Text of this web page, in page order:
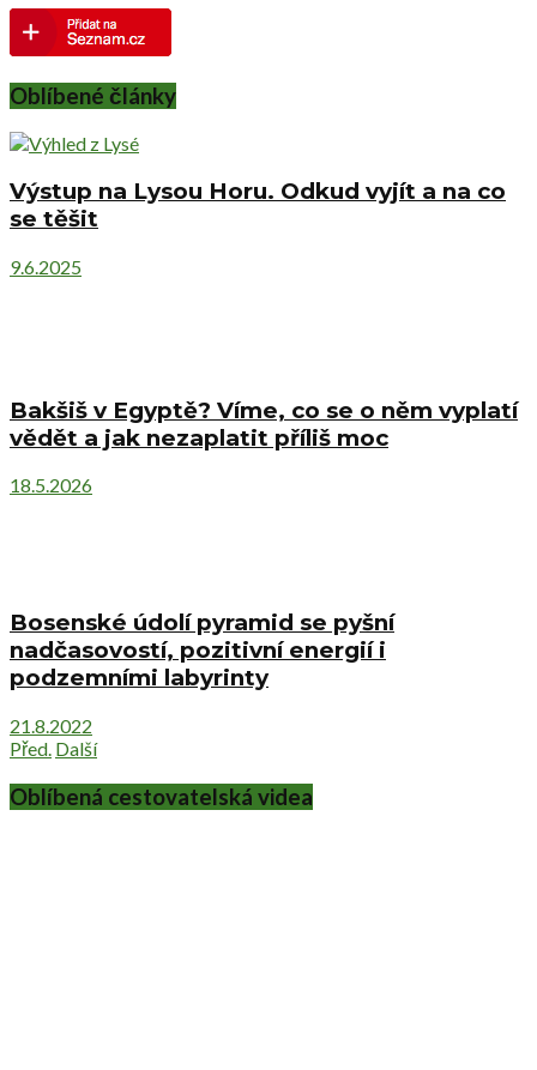
Oblíbené články
Výstup na Lysou Horu. Odkud vyjít a na co
se těšit
9.6.2025
Bakšiš v Egyptě? Víme, co se o něm vyplatí
vědět a jak nezaplatit příliš moc
18.5.2026
Bosenské údolí pyramid se pyšní
nadčasovostí, pozitivní energií i
podzemními labyrinty
21.8.2022
Před. Další
Oblíbená cestovatelská videa